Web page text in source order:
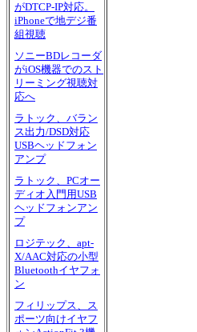
がDTCP-IP対応。
iPhoneで地デジ番
組視聴
ソニーBDレコーダ
がiOS機器でのスト
リーミング視聴対
応へ
ラトック、バラン
ス出力/DSD対応
USBヘッドフォン
アンプ
ラトック、PCオー
ディオ入門用USB
ヘッドフォンアン
プ
ロジテック、apt-
X/AAC対応の小型
Bluetoothイヤフォ
ン
フィリップス、ス
ポーツ向けイヤフ